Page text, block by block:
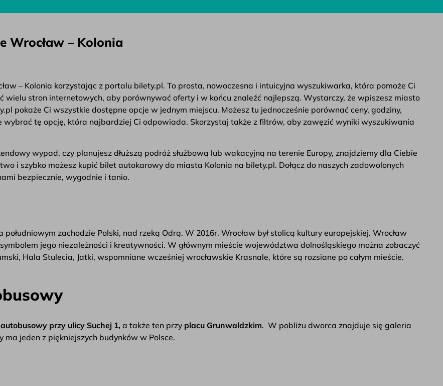
Wrocław – Kolonia
– Kolonia korzystając z portalu bilety.pl. To prosta, nowoczesna i intuicyjna wyszukiwarka, która pomoże Ci
wielu stron internetowych, aby porównywać oferty i w końcu znaleźć najlepszą. Wystarczy, że wpiszesz miasto
pokaże Ci wszystkie dostępne opcje w jednym miejscu. Możesz tu jednocześnie porównać ceny, godziny,
tę opcję, która najbardziej Ci odpowiada. Skorzystaj także z filtrów, aby zawęzić wyniki wyszukiwania
wypad, czy planujesz dłuższą podróż służbową lub wakacyjną na terenie Europy, znajdziemy dla Ciebie
i szybko możesz kupić bilet autokarowy do miasta Kolonia na bilety.pl. Dołącz do naszych zadowolonych
bezpiecznie, wygodnie i tanio.
zachodzie Polski, nad rzeką Odrą. W 2016r. Wrocław był stolicą kultury europejskiej. Wrocław
jego niezależności i kreatywności. W głównym mieście województwa dolnośląskiego można zobaczyć
Hala Stulecia, Jatki, wspomniane wcześniej wrocławskie Krasnale, które są rozsiane po całym mieście.
przy ulicy Suchej 1, a także ten przy placu Grunwaldzkim. W pobliżu dworca znajduje się galeria
jeden z piękniejszych budynków w Polsce.